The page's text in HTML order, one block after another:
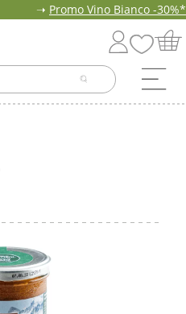
➝ Promo Vino Bianco -30%*